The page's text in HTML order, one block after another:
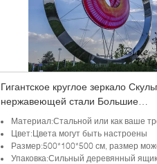
Гигантское круглое зеркало
нержавеющей стали Большие
достопримечательности
красочный свет Наружные
Материал:Стальной или как ваше
Цвет:Цвета могут быть настроены
Размер:500*100*500 см, размер может быть
Упаковка:Сильный деревянный ящик